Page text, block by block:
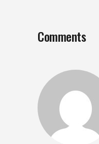
Comments